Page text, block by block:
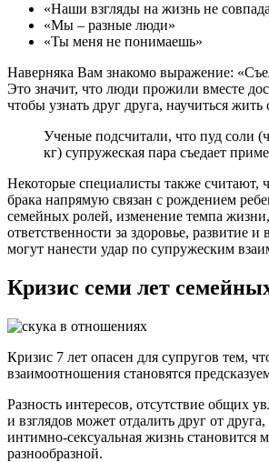
«Наши взгляды на жизнь не
«Мы – разные люди»
«Ты меня не понимаешь»
Наверняка Вам знакомо выражение:
Это значит, что люди прожили вместе
чтобы узнать друг друга, научиться жить
Ученые подсчитали, что пуд соли
кг) супружеская пара съедает
Некоторые специалисты также считают,
брака напрямую связан с рождением
семейных ролей, изменение темпа
ответственности за здоровье, развитие и
могут нанести удар по супружеским
Кризис семи лет
Кризис 7 лет опасен для супругов тем,
взаимоотношения становятся
Разность интересов, отсутствие общих
и взглядов может отдалить друг от
интимно-сексуальная жизнь становится
разнообразной.